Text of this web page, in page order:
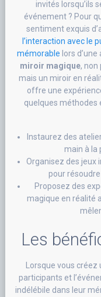
invités lorsqu’ils
événement ? Pour
sentiment exquis
l’interaction avec le
mémorable lors
miroir magique, non
mais un miroir en
offre une
quelques méthodes
Instaurez des
main à la
Organisez des jeux
pour
Proposez des
magique en réalité
Les
Lorsque vous
participants et
indélébile dans leur